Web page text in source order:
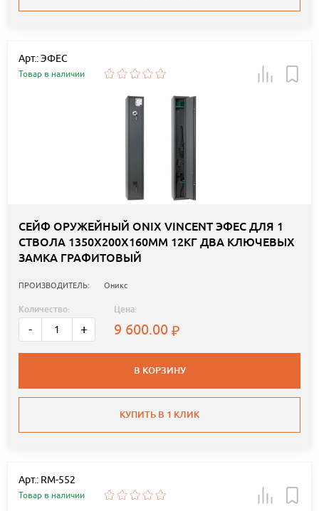
Арт.: ЭФЕС
Товар в наличии
СЕЙФ ОРУЖЕЙНЫЙ ONIX VINCENT ЭФЕС ДЛЯ 1
СТВОЛА 1350Х200Х160ММ 12КГ ДВА КЛЮЧЕВЫХ
ЗАМКА ГРАФИТОВЫЙ
ПРОИЗВОДИТЕЛЬ: Оникс
Количество:
- +
Цена:
9 600.00
В КОРЗИНУ
КУПИТЬ В 1 КЛИК
Арт.: RM-552
Товар в наличии